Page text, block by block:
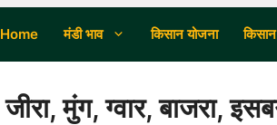
Home मंडी भाव किसान योजना
मुंग, ग्वार, बाजरा,